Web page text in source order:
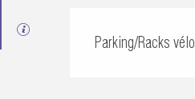
Parking/Racks vélo